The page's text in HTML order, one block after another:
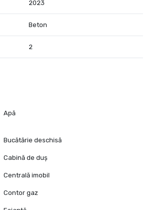
2023
Beton
2
Apă
Bucătărie deschisă
Cabină de duș
Centrală imobil
Contor gaz